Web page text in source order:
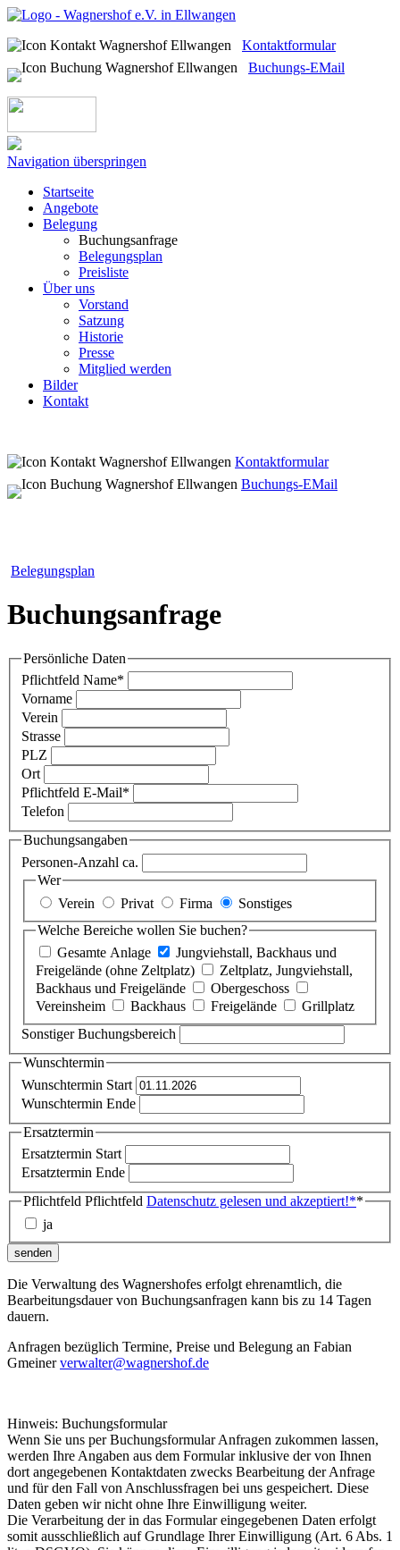
Kontaktformular
Buchungs-EMail
Navigation überspringen
Startseite
Angebote
Belegung
Buchungsanfrage
Belegungsplan
Preisliste
Über uns
Vorstand
Satzung
Historie
Presse
Mitglied werden
Bilder
Kontakt
Kontaktformular
Buchungs-EMail
Belegungsplan
Buchungsanfrage
Persönliche Daten
Pflichtfeld Name*
Vorname
Verein
Strasse
PLZ
Ort
Pflichtfeld E-Mail*
Telefon
Buchungsangaben
Personen-Anzahl ca.
Wer
Verein
Privat Firma
Sonstiges
Welche Bereiche wollen Sie buchen?
Gesamte Anlage
Jungviehstall, Backhaus und
Freigelände (ohne Zeltplatz)
Zeltplatz, Jungviehstall,
Backhaus und Freigelände
Obergeschoss
Vereinsheim
Backhaus Freigelände
Grillplatz
Sonstiger Buchungsbereich
Wunschtermin
Wunschtermin Start
Wunschtermin Ende
Ersatztermin
Ersatztermin Start
Ersatztermin Ende
Pflichtfeld Pflichtfeld Datenschutz gelesen und akzeptiert!**
ja
senden
Die Verwaltung des Wagnershofes erfolgt ehrenamtlich, die
Bearbeitungsdauer von Buchungsanfragen kann bis zu 14 Tagen
dauern.
Anfragen bezüglich Termine, Preise und Belegung an Fabian
Gmeinerverwalter@wagnershof.de
Hinweis: Buchungsformular
Wenn Sie uns per Buchungsformular Anfragen zukommen lassen,
werden Ihre Angaben aus dem Formular inklusive der von Ihnen
dort angegebenen Kontaktdaten zwecks Bearbeitung der Anfrage
und für den Fall von Anschlussfragen bei uns gespeichert. Diese
Daten geben wir nicht ohne Ihre Einwilligung weiter.
Die Verarbeitung der in das Formular eingegebenen Daten erfolgt
somit ausschließlich auf Grundlage Ihrer Einwilligung (Art. 6 Abs. 1